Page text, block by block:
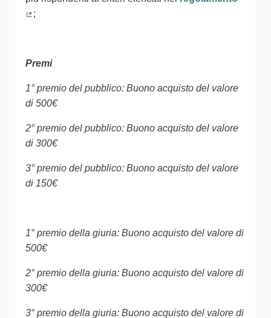
;
Premi
1° premio del pubblico: Buono acquisto del valore
di 500€
2° premio del pubblico: Buono acquisto del valore
di 300€
3° premio del pubblico: Buono acquisto del valore
di 150€
1° premio della giuria: Buono acquisto del valore di
500€
2° premio della giuria: Buono acquisto del valore di
300€
3° premio della giuria: Buono acquisto del valore di